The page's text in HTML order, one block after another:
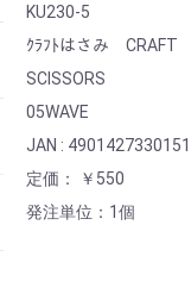
KU230-5
ｸﾗﾌﾄはさみ CRAFT
SCISSORS
05WAVE
JAN : 4901427330151
定価： ￥550
発注単位：1個